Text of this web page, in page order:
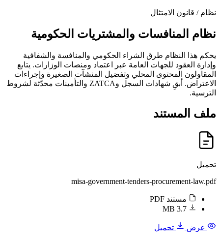
نظام / قانون الامتثال
نظام المنافسات والمشتريات الحكومية
يحكم هذا النظام طرق الشراء الحكومي والمنافسة والشفافية
وإدارة العقود للجهات العامة عبر اعتماد ومنصات الوزارات. يتابع
المقاولون المحتوى المحلي وتفضيل المنشآت الصغيرة وإجراءات
الاعتراض. أبقِ شهادات السجل وZATCA والتأمينات محدّثة لشروط
الترسية.
ملف المستند
تحميل
misa-government-tenders-procurement-law.pdf
مستند PDF
3.7 MB
عرض تحميل